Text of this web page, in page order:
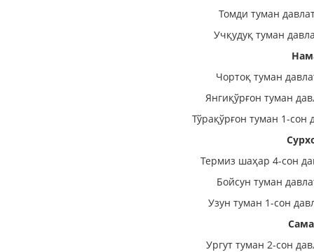
Томди туман
Учқудуқ туман
Чортоқ туман
Янгиқўрғон туман
Тўрақўрғон туман 1-
Термиз шаҳар 4-сон
Бойсун туман
Узун туман 1-сон
Ургут туман 2-сон